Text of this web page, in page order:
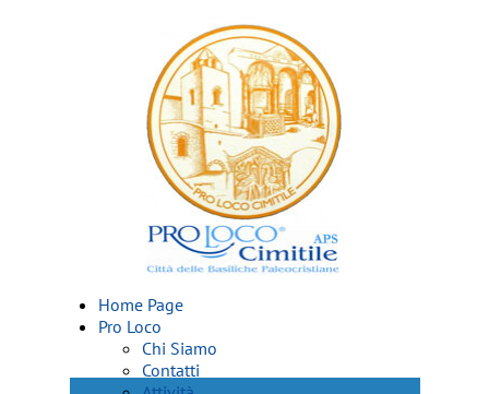
Home Page
Pro Loco
Chi Siamo
Contatti